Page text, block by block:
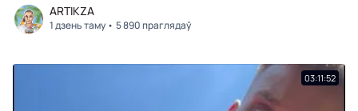
ARTIKZA
1 дзень таму 5 890 праглядаў
03:11:52